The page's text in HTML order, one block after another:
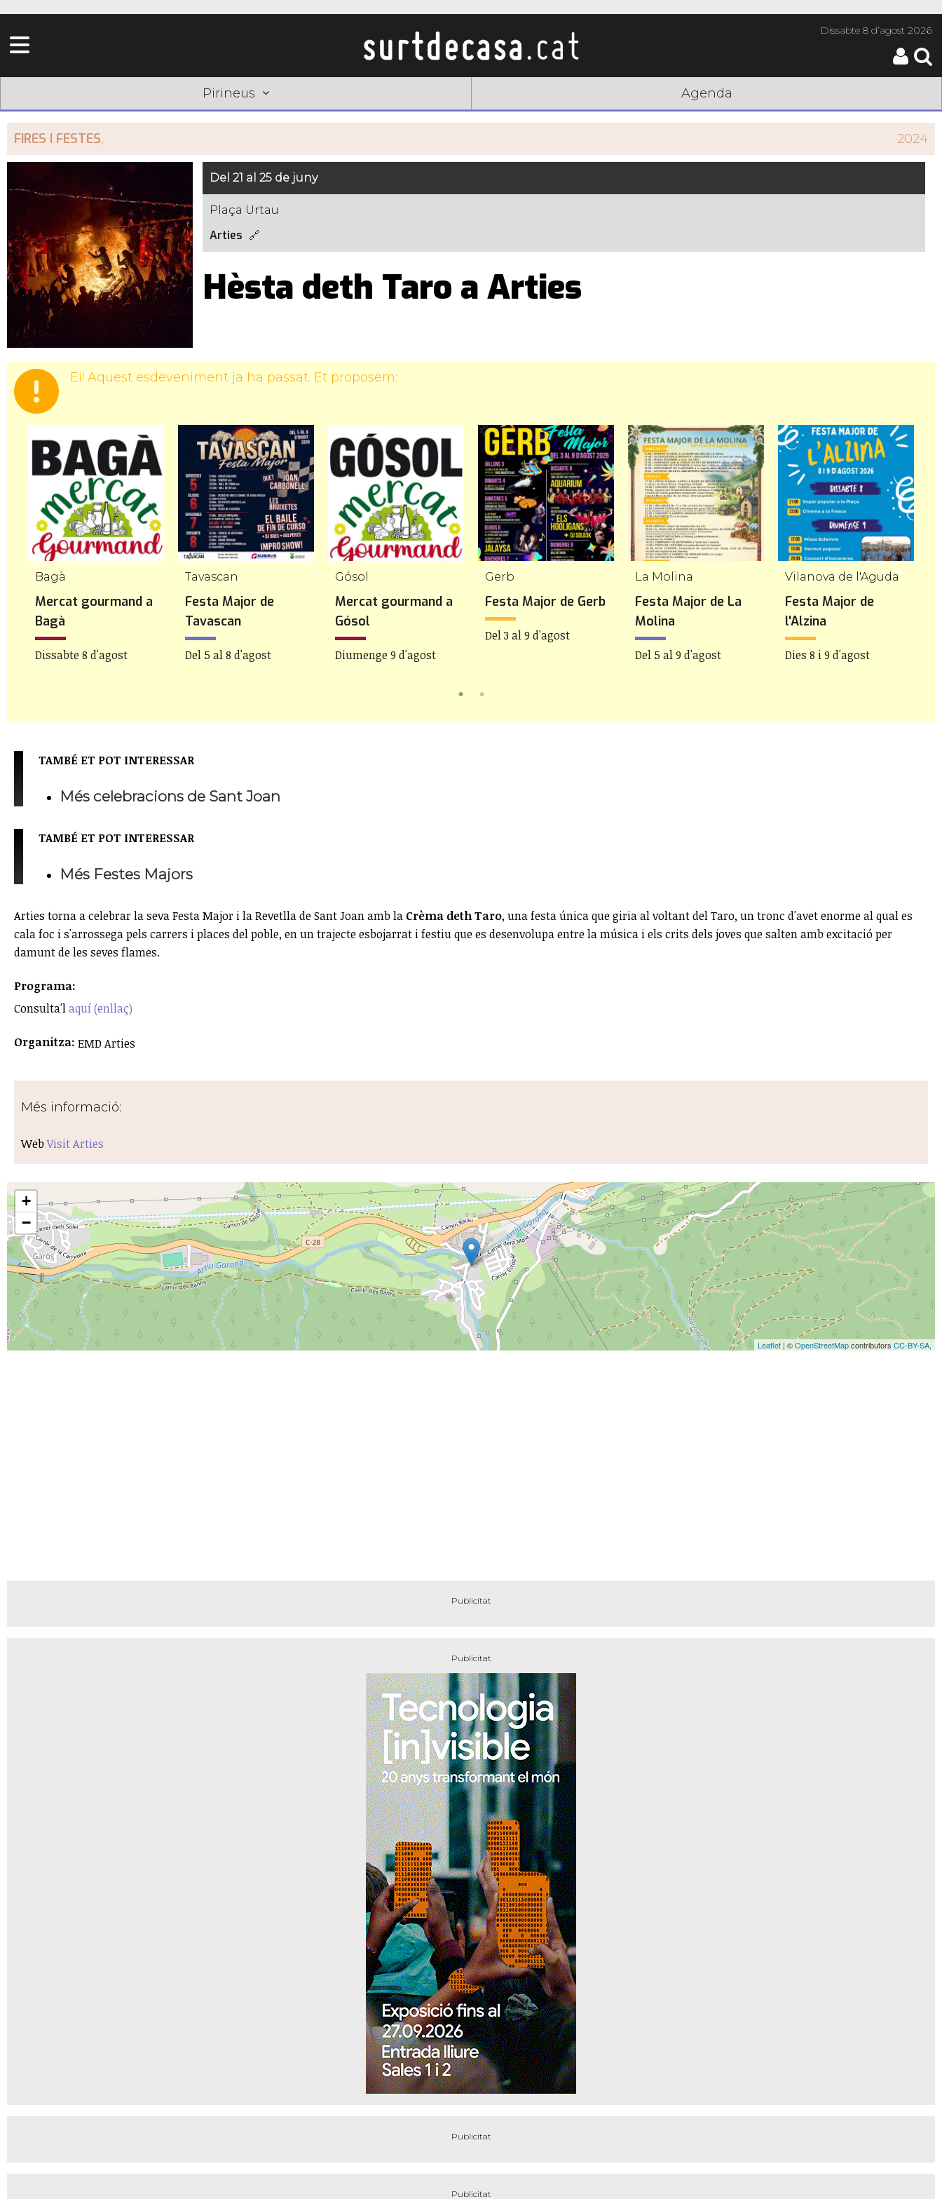
Dissabte8 d’agost 2026
Pirineus Agenda
FIRES I FESTES, 2024
Del 21 al 25 de juny
Plaça Urtau
Arties
Hèsta deth Taro a Arties
Ei! Aquest esdeveniment ja ha passat. Et proposem:
Bagà
Mercat gourmand a
Bagà
Dissabte 8 d'agost
Tavascan
Festa Major de
Tavascan
Del 5 al 8 d'agost
Gósol
Mercat gourmand a
Gósol
Diumenge 9 d'agost
Gerb
Festa Major de Gerb
Del 3 al 9 d'agost
La Molina
Festa Major de La
Molina
Del 5 al 9 d'agost
Vilanova de l'Aguda
Festa Major de
l'Alzina
Dies 8 i 9 d'agost
TAMBÉ ET POT INTERESSAR
Més celebracions de Sant Joan
TAMBÉ ET POT INTERESSAR
Més Festes Majors
Arties torna a celebrar la seva Festa Major i la Revetlla de Sant Joan amb la Crèma deth Taro, una festa única que giria al voltant del Taro, un tronc d'avet enorme al qual es
cala foc i s'arrossega pels carrers i places del poble, en un trajecte esbojarrat i festiu que es desenvolupa entre la música i els crits dels joves que salten amb excitació per
damunt de les seves flames.
Programa:
Consulta'laquí (enllaç)
Organitza: EMD Arties
Més informació:
WebVisit Arties
+
−
Leaflet | ©OpenStreetMapcontributors CC-BY-SA,